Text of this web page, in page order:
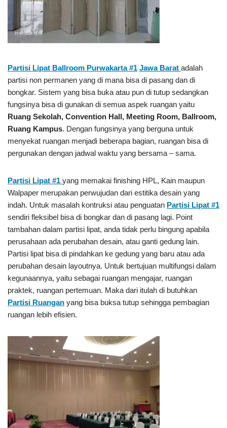
Partisi Lipat Ballroom Purwakarta #1 Jawa Barat adalah
partisi non permanen yang di mana bisa di pasang dan di
bongkar. Sistem yang bisa buka atau pun di tutup sedangkan
fungsinya bisa di gunakan di semua aspek ruangan yaitu
Ruang Sekolah, Convention Hall, Meeting Room, Ballroom,
Ruang Kampus. Dengan fungsinya yang berguna untuk
menyekat ruangan menjadi beberapa bagian, ruangan bisa di
pergunakan dengan jadwal waktu yang bersama – sama.
Partisi Lipat #1 yang memakai finishing HPL, Kain maupun
Walpaper merupakan perwujudan dari estitika desain yang
indah. Untuk masalah kontruksi atau penguatan Partisi Lipat #1
sendiri fleksibel bisa di bongkar dan di pasang lagi. Point
tambahan dalam partisi lipat, anda tidak perlu bingung apabila
perusahaan ada perubahan desain, atau ganti gedung lain.
Partisi lipat bisa di pindahkan ke gedung yang baru atau ada
perubahan desain layoutnya. Untuk bertujuan multifungsi dalam
kegunaannya, yaitu sebagai ruangan mengajar, ruangan
praktek, ruangan pertemuan. Maka dari itulah di butuhkan
Partisi Ruangan yang bisa buksa tutup sehingga pembagian
ruangan lebih efisien.